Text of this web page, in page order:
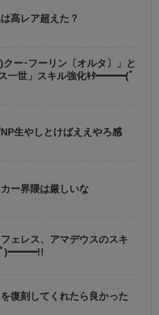
高レア超えた？
ー･フーリン〔オルタ〕」と
一世」スキル強化ｷﾀ━━━(ﾟ
NP生やしとけばええやろ感
ー界隈は厳しいな
フェレス、アマデウスのスキ
ﾟ)━━━!!
を復刻してくれたら良かった